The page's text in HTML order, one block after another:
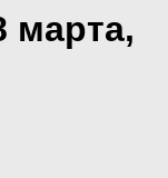
марта,